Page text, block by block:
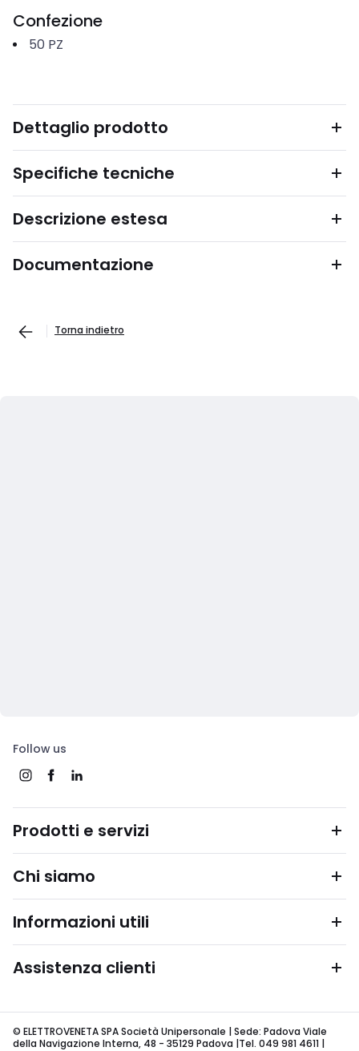
Confezione
50 PZ
Dettaglio prodotto
Specifiche tecniche
Descrizione estesa
Documentazione
Torna indietro
Follow us
Prodotti e servizi
Chi siamo
Informazioni utili
Assistenza clienti
© ELETTROVENETA SPA Società Unipersonale | Sede: Padova Viale
della Navigazione Interna, 48 - 35129 Padova |Tel. 049 981 4611 |